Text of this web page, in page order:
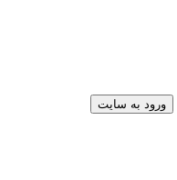
ورود به سایت